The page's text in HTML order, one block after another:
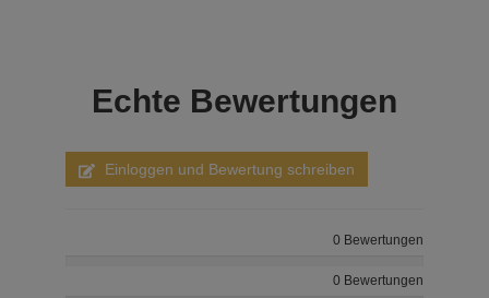
Echte Bewertungen
Einloggen und Bewertung schreiben
0 Bewertungen
0 Bewertungen